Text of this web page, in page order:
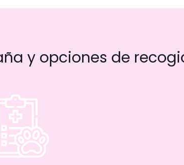
y opciones de